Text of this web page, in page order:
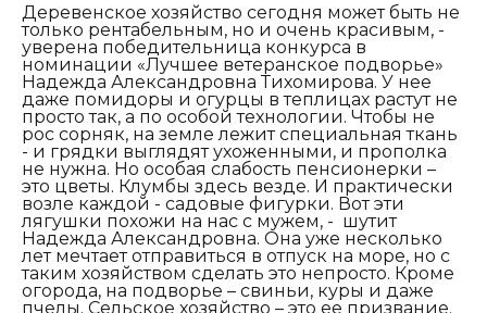
Деревенское хозяйство сегодня может быть не
только рентабельным, но и очень красивым, -
уверена победительница конкурса в
номинации «Лучшее ветеранское подворье»
Надежда Александровна Тихомирова. У нее
даже помидоры и огурцы в теплицах растут не
просто так, а по особой технологии. Чтобы не
рос сорняк, на земле лежит специальная ткань
- и грядки выглядят ухоженными, и прополка
не нужна. Но особая слабость пенсионерки –
это цветы. Клумбы здесь везде. И практически
возле каждой - садовые фигурки. Вот эти
лягушки похожи на нас с мужем, - шутит
Надежда Александровна. Она уже несколько
лет мечтает отправиться в отпуск на море, но с
таким хозяйством сделать это непросто. Кроме
огорода, на подворье – свиньи, куры и даже
пчелы. Сельское хозяйство – это ее призвание.